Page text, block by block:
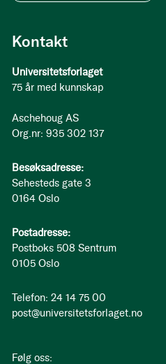
Kontakt
Universitetsforlaget
75 år med kunnskap
Aschehoug AS
Org.nr: 935 302 137
Besøksadresse:
Sehesteds gate 3
0164 Oslo
Postadresse:
Postboks 508 Sentrum
0105 Oslo
Telefon: 24 14 75 00
post@universitetsforlaget.no
Følg oss: